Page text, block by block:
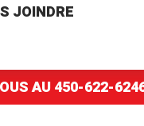
JOINDRE
AU450-622-